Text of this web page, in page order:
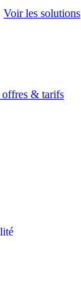
Voir les solutions
offres & tarifs